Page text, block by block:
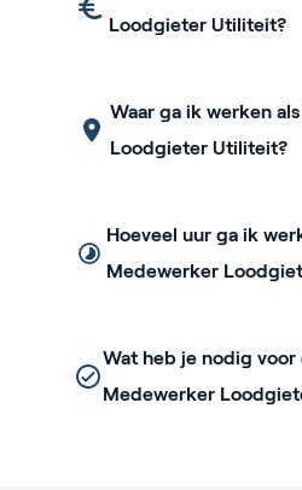
Loodgieter Utiliteit?
Waar ga ik werken
Loodgieter Utiliteit?
Hoeveel uur ga ik
Medewerker
Wat heb je nodig
Medewerker